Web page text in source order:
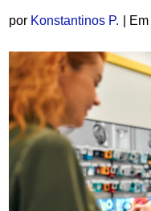
por Konstantinos P. | Em